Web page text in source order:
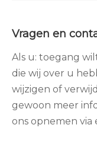
Vragen en
Als u: toegang
die wij over u
wijzigen of
gewoon meer
ons opnemen via